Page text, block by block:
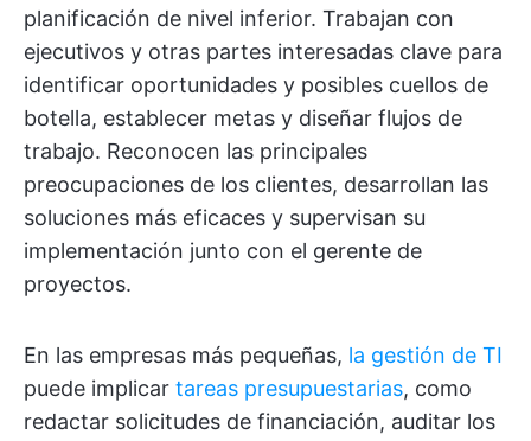
planificación de nivel inferior. Trabajan con
ejecutivos y otras partes interesadas clave para
identificar oportunidades y posibles cuellos de
botella, establecer metas y diseñar flujos de
trabajo. Reconocen las principales
preocupaciones de los clientes, desarrollan las
soluciones más eficaces y supervisan su
implementación junto con el gerente de
proyectos.
En las empresas más pequeñas, la gestión de TI
puede implicar tareas presupuestarias, como
redactar solicitudes de financiación, auditar los